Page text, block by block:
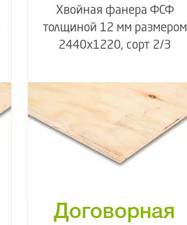
Хвойная фанера ФСФ
толщиной 12 мм размером
2440х1220, сорт 2/3
Договорная